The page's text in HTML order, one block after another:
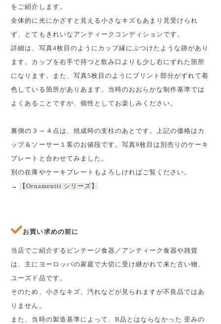
をご紹介します。
全体的に光にかざすと見える小さなキズもあまり見受けられ
ず、とてもきれいなアンティークコンディションです。
詳細は、写真4枚目のようにカップ縁にぶつけたような跡があり
ます。カップを右手で持つと飲み口よりも少し右にずれた箇所
になります。また、写真5枚目のようにプリント部分がずれて着
色している箇所がありあます。当時のおおらかな制作基準では
よくあることですが、個性としてお楽しみください。
裏側の３～４点は、焼成時の支柱のあとです。上記の価格はカ
ップ＆ソーサー１客のお値段です。写真9枚目は別売りのケーキ
プレートと合わせてみました。
別の在庫やケーキプレートもよろしければご覧ください。
→
【Ornamentti シリーズ】
お買い求めの前に
当店でご紹介するビンテージ食器／アンティーク食器や雑貨
は、主にヨーロッパの家庭で大切に受け継がれて来た古い物、
ユーズド品です。
そのため、小さなキズ、汚れなどが見られますが不良品ではあ
りません。
また、当時の製造基準によって、B品とはならなかった 歪みの